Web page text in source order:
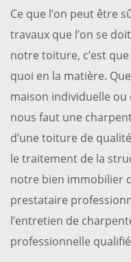
Ce que l’on peut être
travaux que l’on se
notre toiture, c’est
quoi en la matière.
maison individuelle ou
nous faut une
d’une toiture de
le traitement de la
notre bien immobilier
prestataire
l’entretien de
professionnelle